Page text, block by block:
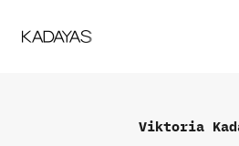
Viktoria